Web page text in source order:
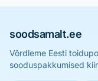
soodsamalt.ee
Võrdleme Eesti
sooduspakkumised